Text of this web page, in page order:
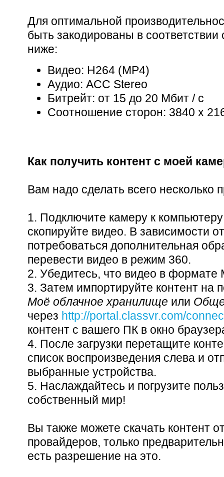
Для оптимальной
быть закодированы в
ниже:
Видео: H264 (MP4)
Аудио: ACC Stereo
Битрейт: от 15 до 20 Мбит / с
Соотношение сторон: 3840 x
Как получить контент с моей
Вам надо сделать всего несколько
1. Подключите камеру к
скопируйте видео. В зависимости
потребоваться дополнительная
перевести видео в режим 360.
2. Убедитесь, что видео в формате
3. Затем импортируйте контент на
Моё облачное хранилище или
через http://portal.classvr.com/
контент с вашего ПК в окно
4. После загрузки перетащите
список воспроизведения слева и
выбранные устройства.
5. Наслаждайтесь и погрузите
собственный мир!
Вы также можете скачать контент
провайдеров, только
есть разрешение на это.